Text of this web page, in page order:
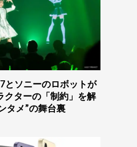
とソニーのロボットが
クターの「制約」を解
タメ”の舞台裏